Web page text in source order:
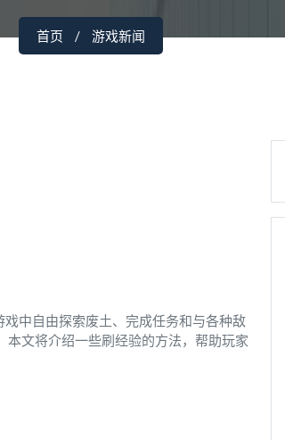
首页 游戏新闻
中自由探索废土、完成任务和与各种敌
文将介绍一些刷经验的方法，帮助玩家